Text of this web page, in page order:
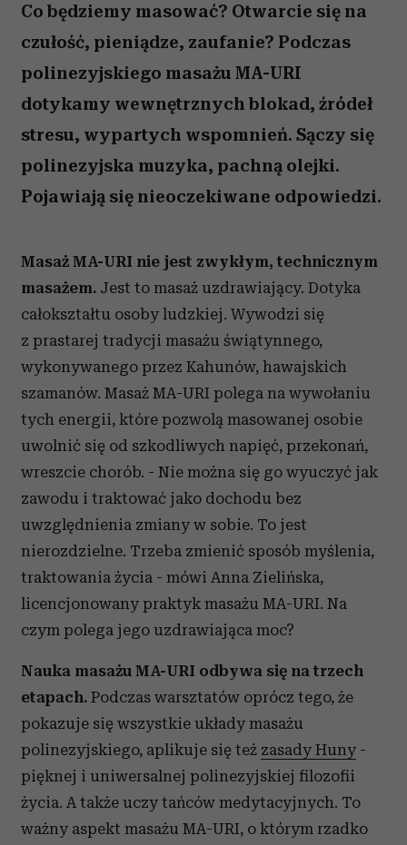
Co będziemy masować? Otwarcie się na
czułość, pieniądze, zaufanie? Podczas
polinezyjskiego masażu MA-URI
dotykamy wewnętrznych blokad, źródeł
stresu, wypartych wspomnień. Sączy się
polinezyjska muzyka, pachną olejki.
Pojawiają się nieoczekiwane odpowiedzi.
Masaż MA-URI nie jest zwykłym, technicznym
masażem. Jest to masaż uzdrawiający. Dotyka
całokształtu osoby ludzkiej. Wywodzi się
z prastarej tradycji masażu świątynnego,
wykonywanego przez Kahunów, hawajskich
szamanów. Masaż MA-URI polega na wywołaniu
tych energii, które pozwolą masowanej osobie
uwolnić się od szkodliwych napięć, przekonań,
wreszcie chorób. - Nie można się go wyuczyć jak
zawodu i traktować jako dochodu bez
uwzględnienia zmiany w sobie. To jest
nierozdzielne. Trzeba zmienić sposób myślenia,
traktowania życia - mówi Anna Zielińska,
licencjonowany praktyk masażu MA-URI. Na
czym polega jego uzdrawiająca moc?
Nauka masażu MA-URI odbywa się na trzech
etapach. Podczas warsztatów oprócz tego, że
pokazuje się wszystkie układy masażu
polinezyjskiego, aplikuje się też zasady Huny -
pięknej i uniwersalnej polinezyjskiej filozofii
życia. A także uczy tańców medytacyjnych. To
ważny aspekt masażu MA-URI, o którym rzadko